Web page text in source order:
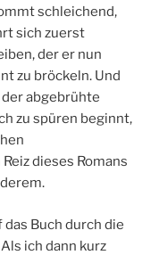
schleichend,
sich zuerst
der er nun
zu bröckeln. Und
abgebrühte
zu spüren beginnt,
dieses Romans
Buch durch die
Als ich dann kurz